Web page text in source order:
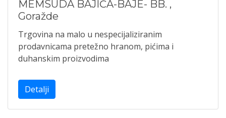
MEMSUDA BAJIĆA-BAJE- BB. ,
Goražde
Trgovina na malo u nespecijaliziranim
prodavnicama pretežno hranom, pićima i
duhanskim proizvodima
Detalji